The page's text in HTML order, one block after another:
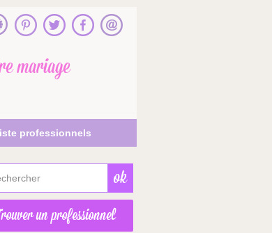
mariage
professionnels
un professionnel